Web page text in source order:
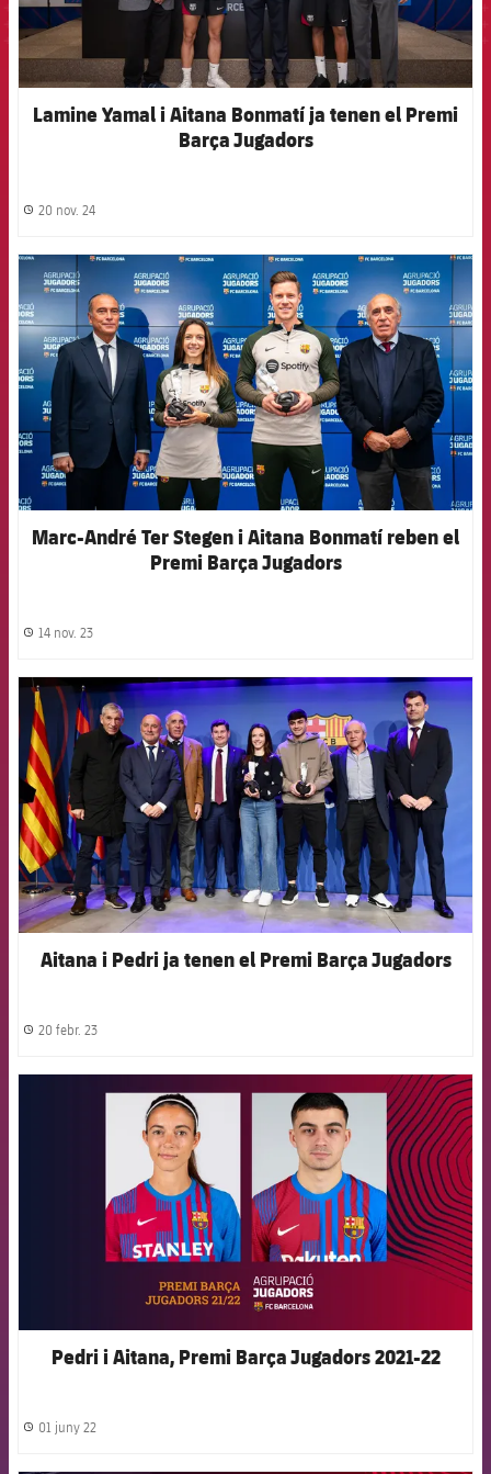
Lamine Yamal i Aitana Bonmatí ja tenen el Premi
Barça Jugadors
label.share.clock
20 nov. 24
FCB Barcelona badge
Marc-André Ter Stegen i Aitana Bonmatí reben el
Premi Barça Jugadors
label.share.clock
14 nov. 23
FCB Barcelona badge
Aitana i Pedri ja tenen el Premi Barça Jugadors
label.share.clock
20 febr. 23
Pedri i Aitana, Premi Barça Jugadors 2021-22
label.share.clock
01 juny 22